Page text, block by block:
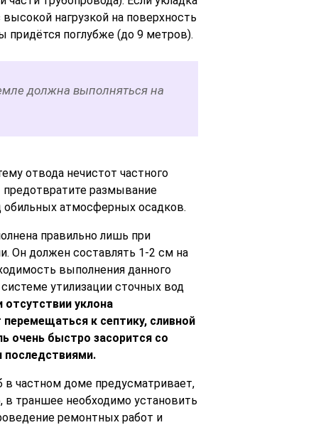
нагрузкой на поверхность
придётся поглубже (до 9 метров).
должна выполняться на
отвода нечистот частного
предотвратите размывание
атмосферных осадков.
правильно лишь при
Он должен составлять 1-2 см на
выполнения данного
утилизации сточных вод
уклона
к септику, сливной
очень быстро засорится со
в частном доме предусматривает,
в траншее необходимо установить
ремонтных работ и